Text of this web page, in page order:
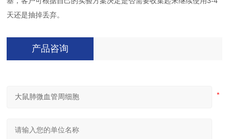
天还是抽掉丢弃。
产品咨询